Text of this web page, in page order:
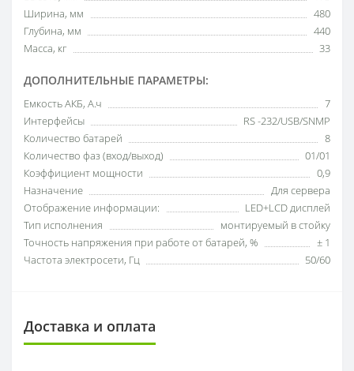
Ширина, мм
480
Глубина, мм
440
Масса, кг
33
ДОПОЛНИТЕЛЬНЫЕ ПАРАМЕТРЫ:
Емкость АКБ, А.ч
7
Интерфейсы
RS -232/USB/SNMP
Количество батарей
8
Количество фаз (вход/выход)
01/01
Коэффициент мощности
0,9
Назначение
Для сервера
Отображение информации:
LED+LCD дисплей
Тип исполнения
монтируемый в стойку
Точность напряжения при работе от батарей, %
± 1
Частота электросети, Гц
50/60
Доставка и оплата